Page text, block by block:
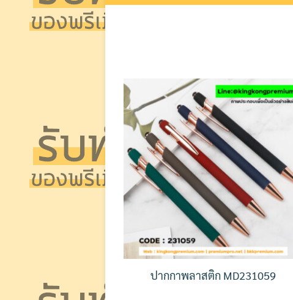
ปากกาพลาสติก MD231059